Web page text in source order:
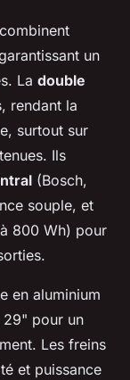
combinent
un
La double
rendant la
surtout sur
Ils
(Bosch,
souple, et
800 Wh) pour
en aluminium
29" pour un
Les freins
et puissance